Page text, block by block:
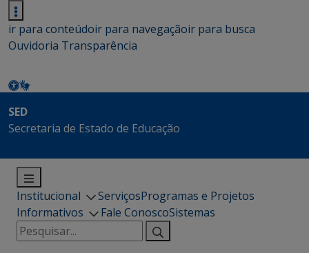
ir para conteúdoir para navegaçãoir para busca
Ouvidoria Transparência
SED
Secretaria de Estado de Educação
Institucional ServiçosProgramas e Projetos
Informativos
Fale ConoscoSistemas
Pesquisar
por: